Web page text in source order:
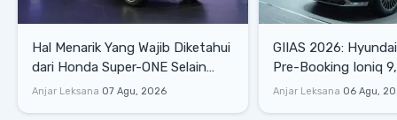
Hal Menarik Yang Wajib Diketahui
dari Honda Super-ONE Selain
Harga
Anjar Leksana 07 Agu, 2026
GIIAS 2026:
Pre-Booking Ioniq
Rp1,49 Miliar
Anjar Leksana 06 Agu,